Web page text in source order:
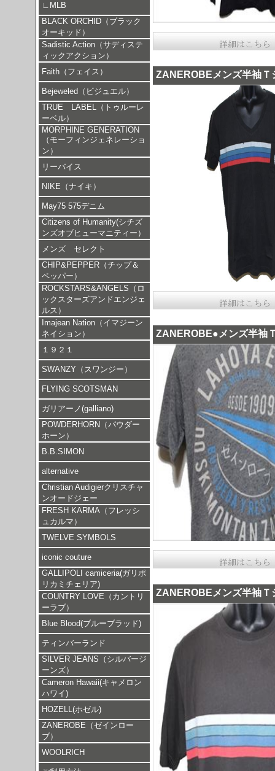
∟ MLB
BLACK ORCHID（ブラック
オーキッド）
Sadistic Action（サディステ
ィックアクション）
Faith（フェイス）
Bejeweled（ビジュエル）
TRUE LABEL（トゥルーレ
ーベル）
MORPHINE GENERATION
（モーフィンジェネレーショ
ン）
リーバイス
NIKE（ナイキ）
May75 575デニム
Citizens of Humanity(シチズ
ンズオブヒューマニティー）
メンズ セレクト
CHIP&PEPPER（チップ＆
ペッパー）
ROCKSTARS&ANGELS（ロ
ックスターズアンドエンジェ
ルス）
Imajean Nation（イマジーン
ネイション）
１９２１
SWANZY（スワンジー）
FLYING SCOTSMAN
ガリアーノ(galliano)
POWDERHORN（パウダー
ホーン）
B.B.SIMON
alternative
Christian Audigierクリスチャ
ンオードジェー
FRESH KARMA（フレッシ
ュカルマ）
TWELVE SYMBOLS
iconic couture
GALLIPOLI camiceria(ガリポ
リカミチェリア)
COUNTRY LOVE（カントリ
ーラブ）
Blue Blood(ブルーブラッド)
ティンバーランド
SILVER JEANS（シルバージ
ーンズ）
Cameron Hawaii(キャメロン
ハワイ)
HOZELL(ホゼル)
ZANEROBE（ゼインロー
ブ）
WOOLRICH
ZANEROBEメンズ半袖Ｔ
ZANEROBE●メンズ半袖
ZANEROBEメンズ半袖Ｔ